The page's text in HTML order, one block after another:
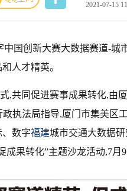
2021-07-15
中国创新大赛大数据赛道-城
人才精英。
,共同促进赛事成果转化,由
执法局指导,厦门市集美区
数字福建城市交通大数据
成果转化”主题沙龙活动,7月